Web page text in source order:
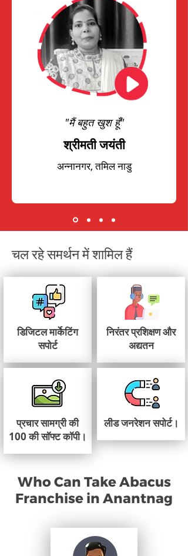
"मैं बहुत खुश हूँ"
श्रीमती जयंती
अन्नानगर, तमिल नाडु
चल रहे समर्थन में शामिल हैं
डिजिटल मार्केटिंग
सपोर्ट
प्रचार सामग्री की
100 की सॉफ्ट कॉपी।
निरंतर प्रशिक्षण और
अद्यतन
लीड जनरेशन सपोर्ट।
Who Can Take Abacus
Franchise in Anantnag